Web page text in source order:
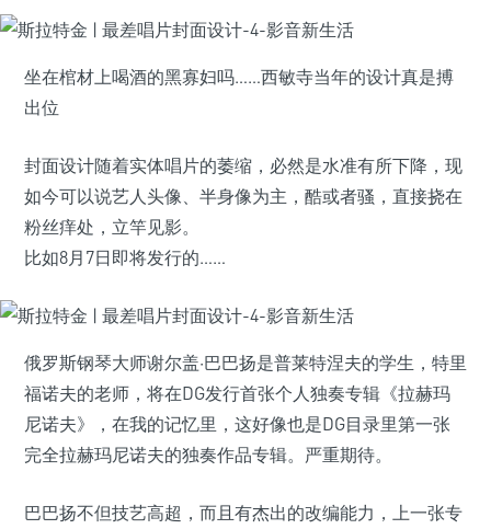
坐在棺材上喝酒的黑寡妇吗……西敏寺当年的设计真是搏
出位
封面设计随着实体唱片的萎缩，必然是水准有所下降，现
如今可以说艺人头像、半身像为主，酷或者骚，直接挠在
粉丝痒处，立竿见影。
比如8月7日即将发行的……
俄罗斯钢琴大师谢尔盖·巴巴扬是普莱特涅夫的学生，特里
福诺夫的老师，将在DG发行首张个人独奏专辑《拉赫玛
尼诺夫》，在我的记忆里，这好像也是DG目录里第一张
完全拉赫玛尼诺夫的独奏作品专辑。严重期待。
巴巴扬不但技艺高超，而且有杰出的改编能力，上一张专